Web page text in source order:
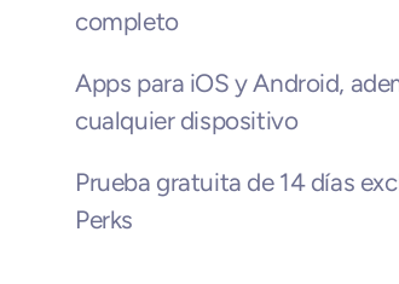
completo
Apps para iOS y Android,
cualquier dispositivo
Prueba gratuita de 14 días
Perks